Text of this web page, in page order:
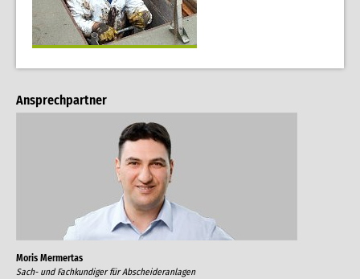
Ansprechpartner
Moris Mermertas
Sach- und Fachkundiger für Abscheideranlagen